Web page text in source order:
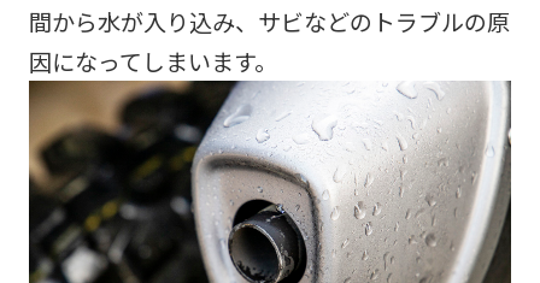
間から水が入り込み、サビなどのトラブルの原
因になってしまいます。